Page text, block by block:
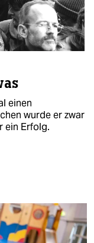
einen
wurde er zwar
ein Erfolg.